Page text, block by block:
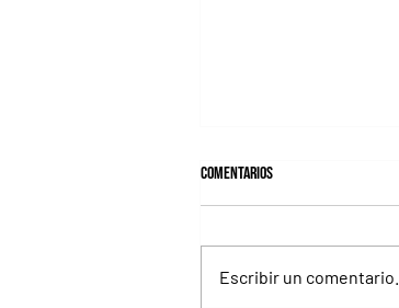
Comentarios
Escribir un comentario...